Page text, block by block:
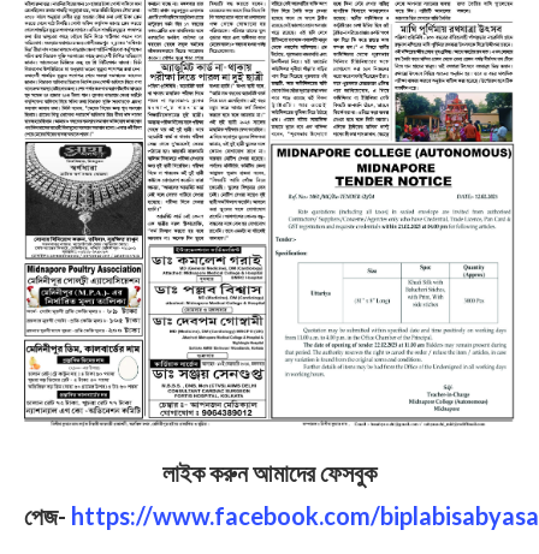
লাইক করুন আমাদের ফেসবুক
পেজ- https://www.facebook.com/